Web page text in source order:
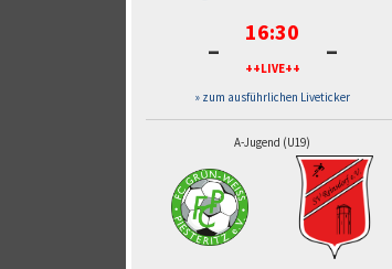
- 16:30
++LIVE++ -
» zum ausführlichen Liveticker
A-Jugend (U19)